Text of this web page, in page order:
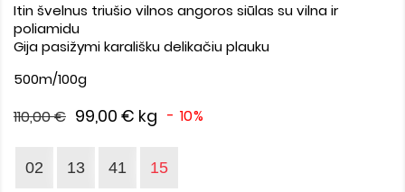
Itin švelnus triušio vilnos angoros siūlas su vilna ir
poliamidu
Gija pasižymi karališku delikačiu plauku
500m/100g
99,00 € kg - 10%
110,00 €
02 13 41 14